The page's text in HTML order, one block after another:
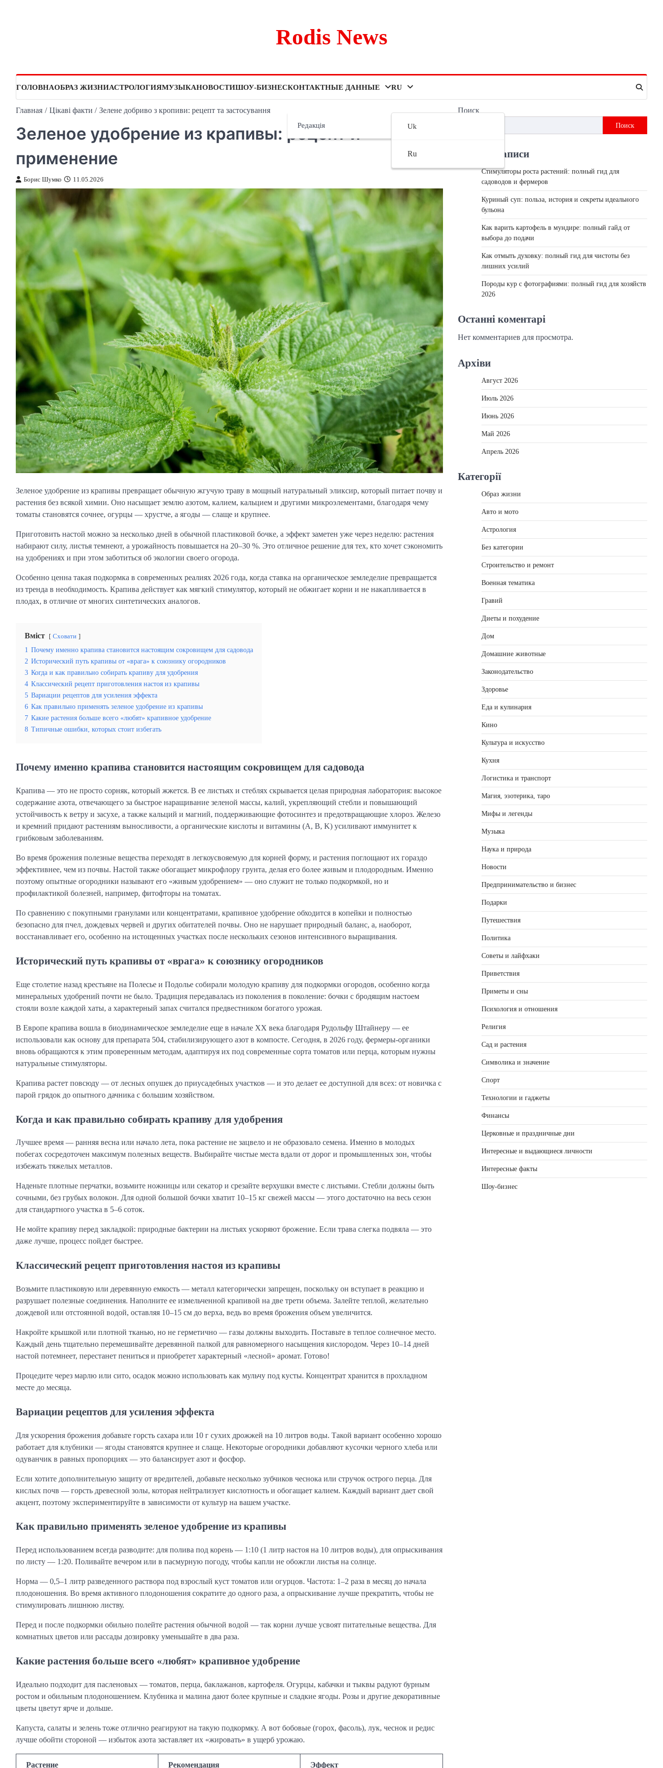
Rodis News
ГОЛОВНАОБРАЗ ЖИЗНИАСТРОЛОГИЯМУЗЫКАНОВОСТИШОУ-БИЗНЕСКОНТАКТНЫЕ ДАННЫЕ
Редакція
RU
Uk
Ru
Главная Цікаві факти Зелене добриво з кропиви: рецепт та застосування
Зеленое удобрение из крапивы: рецепт и
применение
Борис Шумко 11.05.2026
Зеленое удобрение из крапивы превращает обычную жгучую траву в мощный натуральный эликсир, который питает почву и
растения без всякой химии. Оно насыщает землю азотом, калием, кальцием и другими микроэлементами, благодаря чему
томаты становятся сочнее, огурцы — хрустче, а ягоды — слаще и крупнее.
Приготовить настой можно за несколько дней в обычной пластиковой бочке, а эффект заметен уже через неделю: растения
набирают силу, листья темнеют, а урожайность повышается на 20–30 %. Это отличное решение для тех, кто хочет сэкономить
на удобрениях и при этом заботиться об экологии своего огорода.
Особенно ценна такая подкормка в современных реалиях 2026 года, когда ставка на органическое земледелие превращается
из тренда в необходимость. Крапива действует как мягкий стимулятор, который не обжигает корни и не накапливается в
плодах, в отличие от многих синтетических аналогов.
Вміст Сховати
1 Почему именно крапива становится настоящим сокровищем для садовода
2 Исторический путь крапивы от «врага» к союзнику огородников
3 Когда и как правильно собирать крапиву для удобрения
4 Классический рецепт приготовления настоя из крапивы
5 Вариации рецептов для усиления эффекта
6 Как правильно применять зеленое удобрение из крапивы
7 Какие растения больше всего «любят» крапивное удобрение
8 Типичные ошибки, которых стоит избегать
Почему именно крапива становится настоящим сокровищем для садовода
Крапива — это не просто сорняк, который жжется. В ее листьях и стеблях скрывается целая природная лаборатория: высокое
содержание азота, отвечающего за быстрое наращивание зеленой массы, калий, укрепляющий стебли и повышающий
устойчивость к ветру и засухе, а также кальций и магний, поддерживающие фотосинтез и предотвращающие хлороз. Железо
и кремний придают растениям выносливости, а органические кислоты и витамины (A, B, K) усиливают иммунитет к
грибковым заболеваниям.
Во время брожения полезные вещества переходят в легкоусвояемую для корней форму, и растения поглощают их гораздо
эффективнее, чем из почвы. Настой также обогащает микрофлору грунта, делая его более живым и плодородным. Именно
поэтому опытные огородники называют его «живым удобрением» — оно служит не только подкормкой, но и
профилактикой болезней, например, фитофторы на томатах.
По сравнению с покупными гранулами или концентратами, крапивное удобрение обходится в копейки и полностью
безопасно для пчел, дождевых червей и других обитателей почвы. Оно не нарушает природный баланс, а, наоборот,
восстанавливает его, особенно на истощенных участках после нескольких сезонов интенсивного выращивания.
Исторический путь крапивы от «врага» к союзнику огородников
Еще столетие назад крестьяне на Полесье и Подолье собирали молодую крапиву для подкормки огородов, особенно когда
минеральных удобрений почти не было. Традиция передавалась из поколения в поколение: бочки с бродящим настоем
стояли возле каждой хаты, а характерный запах считался предвестником богатого урожая.
В Европе крапива вошла в биодинамическое земледелие еще в начале XX века благодаря Рудольфу Штайнеру — ее
использовали как основу для препарата 504, стабилизирующего азот в компосте. Сегодня, в 2026 году, фермеры-органики
вновь обращаются к этим проверенным методам, адаптируя их под современные сорта томатов или перца, которым нужны
натуральные стимуляторы.
Крапива растет повсюду — от лесных опушек до приусадебных участков — и это делает ее доступной для всех: от новичка с
парой грядок до опытного дачника с большим хозяйством.
Когда и как правильно собирать крапиву для удобрения
Лучшее время — ранняя весна или начало лета, пока растение не зацвело и не образовало семена. Именно в молодых
побегах сосредоточен максимум полезных веществ. Выбирайте чистые места вдали от дорог и промышленных зон, чтобы
избежать тяжелых металлов.
Наденьте плотные перчатки, возьмите ножницы или секатор и срезайте верхушки вместе с листьями. Стебли должны быть
сочными, без грубых волокон. Для одной большой бочки хватит 10–15 кг свежей массы — этого достаточно на весь сезон
для стандартного участка в 5–6 соток.
Не мойте крапиву перед закладкой: природные бактерии на листьях ускоряют брожение. Если трава слегка подвяла — это
даже лучше, процесс пойдет быстрее.
Классический рецепт приготовления настоя из крапивы
Возьмите пластиковую или деревянную емкость — металл категорически запрещен, поскольку он вступает в реакцию и
разрушает полезные соединения. Наполните ее измельченной крапивой на две трети объема. Залейте теплой, желательно
дождевой или отстоянной водой, оставляя 10–15 см до верха, ведь во время брожения объем увеличится.
Накройте крышкой или плотной тканью, но не герметично — газы должны выходить. Поставьте в теплое солнечное место.
Каждый день тщательно перемешивайте деревянной палкой для равномерного насыщения кислородом. Через 10–14 дней
настой потемнеет, перестанет пениться и приобретет характерный «лесной» аромат. Готово!
Процедите через марлю или сито, осадок можно использовать как мульчу под кусты. Концентрат хранится в прохладном
месте до месяца.
Вариации рецептов для усиления эффекта
Для ускорения брожения добавьте горсть сахара или 10 г сухих дрожжей на 10 литров воды. Такой вариант особенно хорошо
работает для клубники — ягоды становятся крупнее и слаще. Некоторые огородники добавляют кусочки черного хлеба или
одуванчик в равных пропорциях — это балансирует азот и фосфор.
Если хотите дополнительную защиту от вредителей, добавьте несколько зубчиков чеснока или стручок острого перца. Для
кислых почв — горсть древесной золы, которая нейтрализует кислотность и обогащает калием. Каждый вариант дает свой
акцент, поэтому экспериментируйте в зависимости от культур на вашем участке.
Как правильно применять зеленое удобрение из крапивы
Перед использованием всегда разводите: для полива под корень — 1:10 (1 литр настоя на 10 литров воды), для опрыскивания
по листу — 1:20. Поливайте вечером или в пасмурную погоду, чтобы капли не обожгли листья на солнце.
Норма — 0,5–1 литр разведенного раствора под взрослый куст томатов или огурцов. Частота: 1–2 раза в месяц до начала
плодоношения. Во время активного плодоношения сократите до одного раза, а опрыскивание лучше прекратить, чтобы не
стимулировать лишнюю листву.
Перед и после подкормки обильно полейте растения обычной водой — так корни лучше усвоят питательные вещества. Для
комнатных цветов или рассады дозировку уменьшайте в два раза.
Какие растения больше всего «любят» крапивное удобрение
Идеально подходит для пасленовых — томатов, перца, баклажанов, картофеля. Огурцы, кабачки и тыквы радуют бурным
ростом и обильным плодоношением. Клубника и малина дают более крупные и сладкие ягоды. Розы и другие декоративные
цветы цветут ярче и дольше.
Капуста, салаты и зелень тоже отлично реагируют на такую подкормку. А вот бобовые (горох, фасоль), лук, чеснок и редис
лучше обойти стороной — избыток азота заставляет их «жировать» в ущерб урожаю.
Растение Рекомендация Эффект
Поиск
Поиск
Недавні записи
Стимуляторы роста растений: полный гид для
садоводов и фермеров
Куриный суп: польза, история и секреты идеального
бульона
Как варить картофель в мундире: полный гайд от
выбора до подачи
Как отмыть духовку: полный гид для чистоты без
лишних усилий
Породы кур с фотографиями: полный гид для хозяйств
2026
Останні коментарі
Нет комментариев для просмотра.
Архіви
Август 2026
Июль 2026
Июнь 2026
Май 2026
Апрель 2026
Категорії
Образ жизни
Авто и мото
Астрология
Без категории
Строительство и ремонт
Военная тематика
Гравий
Диеты и похудение
Дом
Домашние животные
Законодательство
Здоровье
Еда и кулинария
Кино
Культура и искусство
Кухня
Логистика и транспорт
Магия, эзотерика, таро
Мифы и легенды
Музыка
Наука и природа
Новости
Предпринимательство и бизнес
Подарки
Путешествия
Политика
Советы и лайфхаки
Приветствия
Приметы и сны
Психология и отношения
Религия
Сад и растения
Символика и значение
Спорт
Технологии и гаджеты
Финансы
Церковные и праздничные дни
Интересные и выдающиеся личности
Интересные факты
Шоу-бизнес